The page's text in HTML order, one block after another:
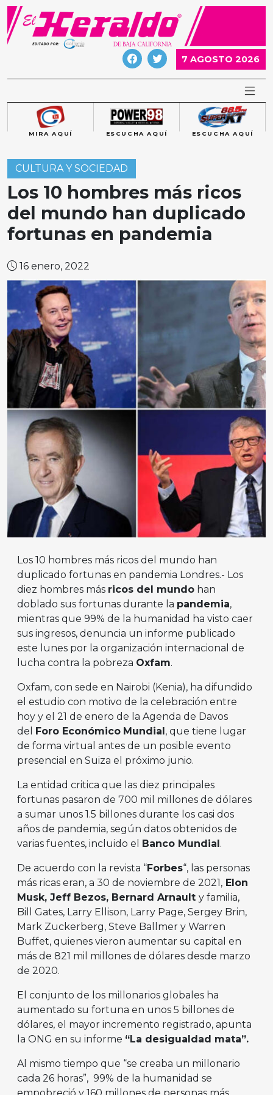
Skip
content
7 AGOSTO 2026
MIRA AQUÍ ESCUCHA AQUÍ ESCUCHA AQUÍ
CULTURA Y SOCIEDAD
Los 10 hombres más ricos
del mundo han duplicado
fortunas en pandemia
16 enero, 2022
Los 10 hombres más ricos del mundo han
duplicado fortunas en pandemia Londres.- Los
diez hombres más ricos del mundo han
doblado sus fortunas durante la pandemia,
mientras que 99% de la humanidad ha visto caer
sus ingresos, denuncia un informe publicado
este lunes por la organización internacional de
lucha contra la pobreza Oxfam.
Oxfam, con sede en Nairobi (Kenia), ha difundido
el estudio con motivo de la celebración entre
hoy y el 21 de enero de la Agenda de Davos
del
Foro Económico Mundial , que tiene lugar
de forma virtual antes de un posible evento
presencial en Suiza el próximo junio.
La entidad critica que las diez principales
fortunas pasaron de 700 mil millones de dólares
a sumar unos 1.5 billones durante los casi dos
años de pandemia, según datos obtenidos de
varias fuentes, incluido el
Banco Mundial .
De acuerdo con la revista “Forbes“, las personas
más ricas eran, a 30 de noviembre de 2021, Elon
Musk, Jeff Bezos, Bernard Arnault y familia,
Bill Gates, Larry Ellison, Larry Page, Sergey Brin,
Mark Zuckerberg, Steve Ballmer y Warren
Buffet, quienes vieron aumentar su capital en
más de 821 mil millones de dólares desde marzo
de 2020.
El conjunto de los millonarios globales ha
aumentado su fortuna en unos 5 billones de
dólares, el mayor incremento registrado, apunta
la ONG en su informe “La desigualdad mata”.
Al mismo tiempo que “se creaba un millonario
cada 26 horas”, 99% de la humanidad se